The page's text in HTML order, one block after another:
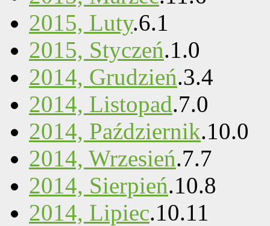
2015, Luty.6.1
2015, Styczeń.1.0
2014, Grudzień.3.4
2014, Listopad.7.0
2014, Październik.10.0
2014, Wrzesień.7.7
2014, Sierpień.10.8
2014, Lipiec.10.11